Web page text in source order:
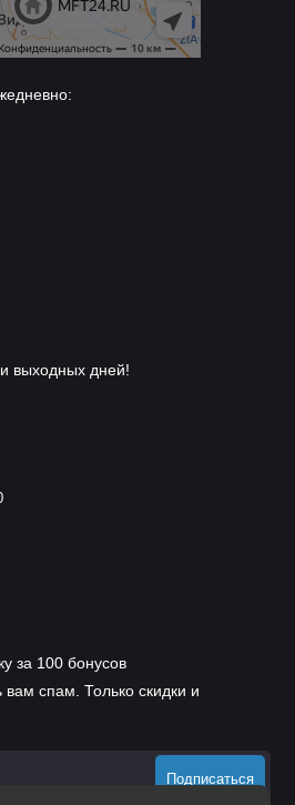
выходных дней!
за 100 бонусов
спам. Только скидки и
Подписаться